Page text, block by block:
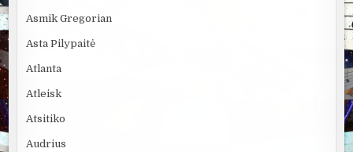
Asmik Gregorian
Asta Pilypaitė
Atlanta
Atleisk
Atsitiko
Audrius